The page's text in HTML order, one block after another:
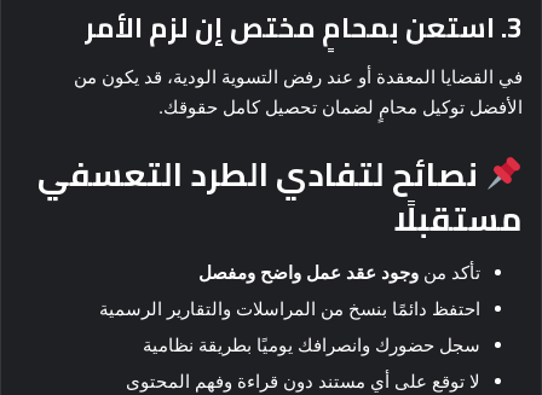
3. استعن بمحامٍ مختص إن لزم الأمر
في القضايا المعقدة أو عند رفض التسوية الودية، قد يكون من
الأفضل توكيل محامٍ لضمان تحصيل كامل حقوقك.
نصائح لتفادي الطرد التعسفي
مستقبلًا
تأكد من وجود عقد عمل واضح ومفصل
احتفظ دائمًا بنسخ من المراسلات والتقارير الرسمية
سجل حضورك وانصرافك يوميًا بطريقة نظامية
لا توقع على أي مستند دون قراءة وفهم المحتوى